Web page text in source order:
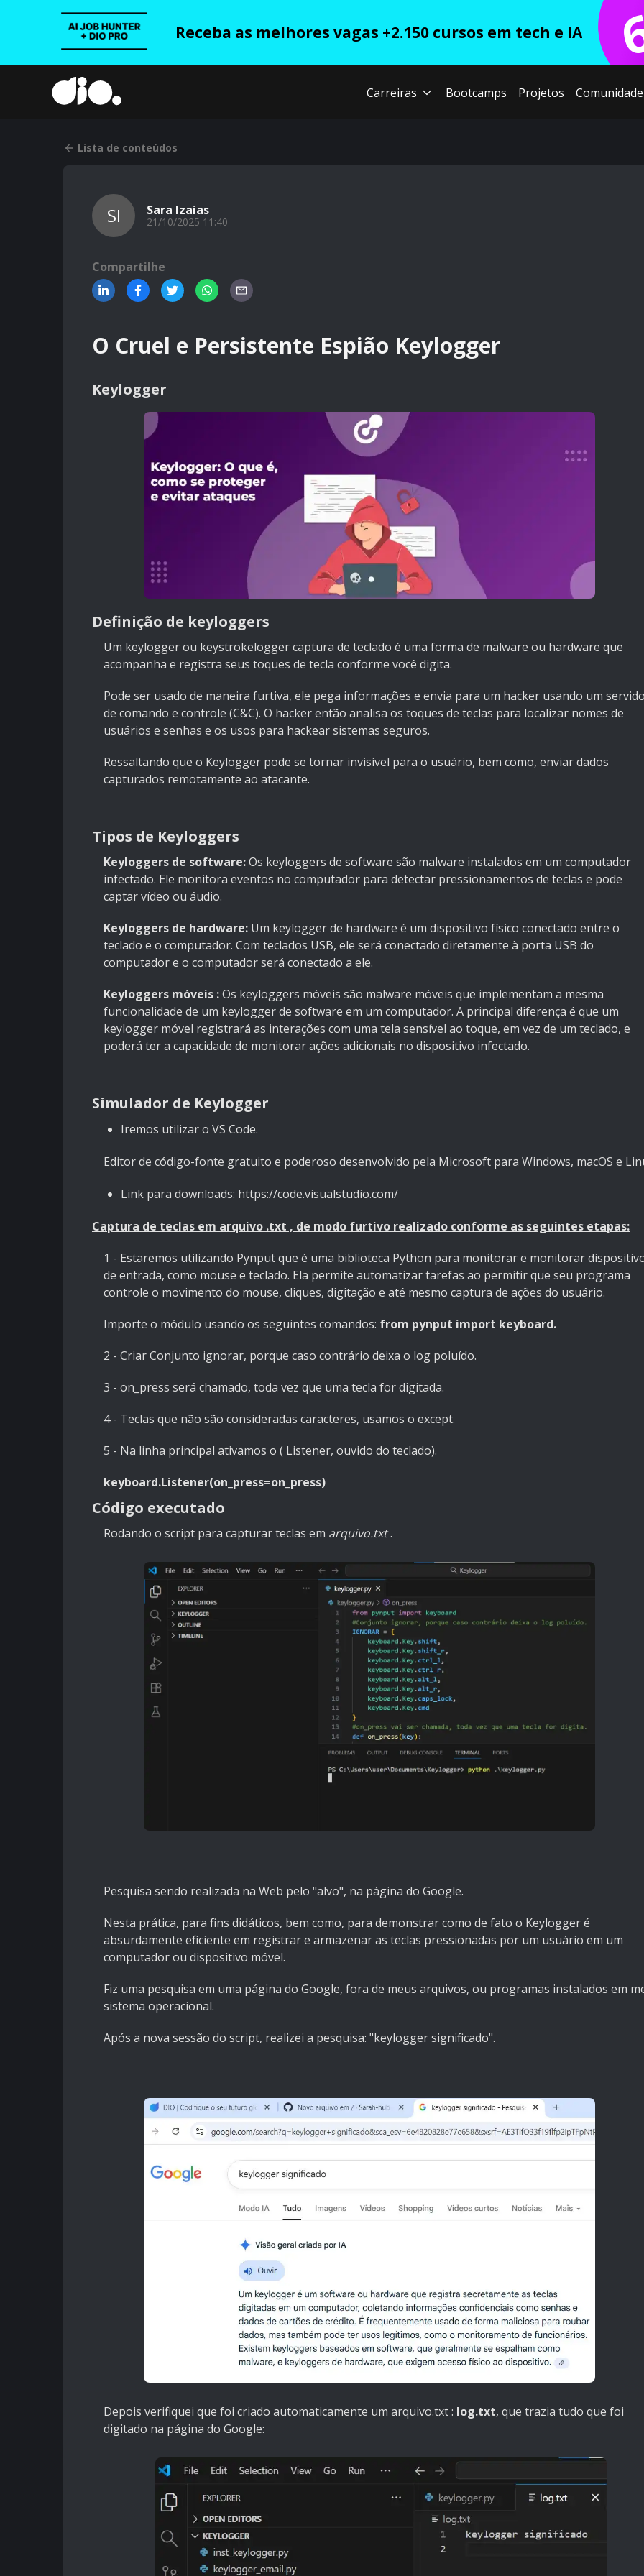
Receba as melhores vagas +2.150 cursos em tech e IA
Carreiras Bootcamps Projetos Comunidade
Lista de conteúdos
SI Sara Izaias
21/10/2025 11:40
Compartilhe
O Cruel e Persistente Espião Keylogger
Keylogger
Definição de keyloggers
Um keylogger ou keystrokelogger captura de teclado é uma forma de malware ou hardware que
acompanha e registra seus toques de tecla conforme você digita.
Pode ser usado de maneira furtiva, ele pega informações e envia para um hacker usando um
de comando e controle (C&C). O hacker então analisa os toques de teclas para localizar nomes de
usuários e senhas e os usos para hackear sistemas seguros.
Ressaltando que o Keylogger pode se tornar invisível para o usuário, bem como, enviar dados
capturados remotamente ao atacante.
Tipos de Keyloggers
Keyloggers de software:Os keyloggers de software são malware instalados em um computador
infectado. Ele monitora eventos no computador para detectar pressionamentos de teclas e pode
captar vídeo ou áudio.
Keyloggers de hardware: Um keylogger de hardware é um dispositivo físico conectado entre o
teclado e o computador. Com teclados USB, ele será conectado diretamente à porta USB do
computador e o computador será conectado a ele.
Keyloggers móveis :Os keyloggers móveis são malware móveis que implementam a mesma
funcionalidade de um keylogger de software em um computador. A principal diferença é que um
keylogger móvel registrará as interações com uma tela sensível ao toque, em vez de um teclado, e
poderá ter a capacidade de monitorar ações adicionais no dispositivo infectado.
Simulador de Keylogger
Iremos utilizar o VS Code.
Editor de código-fonte gratuito e poderoso desenvolvido pela Microsoft para Windows, macOS e
Link para downloads: https://code.visualstudio.com/
Captura de teclas em arquivo .txt , de modo furtivo realizado conforme as seguintes etapas:
1 - Estaremos utilizando Pynput que é uma biblioteca Python para monitorar e monitorar
de entrada, como mouse e teclado. Ela permite automatizar tarefas ao permitir que seu programa
controle o movimento do mouse, cliques, digitação e até mesmo captura de ações do usuário.
Importe o módulo usando os seguintes comandos: from pynput import keyboard.
2 - Criar Conjunto ignorar, porque caso contrário deixa o log poluído.
3 - on_press será chamado, toda vez que uma tecla for digitada.
4 - Teclas que não são consideradas caracteres, usamos o except.
5 - Na linha principal ativamos o ( Listener, ouvido do teclado).
keyboard.Listener(on_press=on_press)
Código executado
Rodando o script para capturar teclas em arquivo.txt.
Pesquisa sendo realizada na Web pelo "alvo", na página do Google.
Nesta prática, para fins didáticos, bem como, para demonstrar como de fato o Keylogger é
absurdamente eficiente em registrar e armazenar as teclas pressionadas por um usuário em um
computador ou dispositivo móvel.
Fiz uma pesquisa em uma página do Google, fora de meus arquivos, ou programas instalados em
sistema operacional.
Após a nova sessão do script, realizei a pesquisa: "keylogger significado".
Depois verifiquei que foi criado automaticamente um arquivo.txt : log.txt, que trazia tudo que foi
digitado na página do Google: